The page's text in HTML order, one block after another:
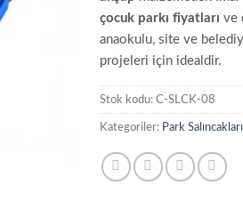
çocuk parkı fiyatları ve
anaokulu, site ve
projeleri için idealdir.
Stok kodu: C-SLCK-08
Kategoriler: Park Salıncakları